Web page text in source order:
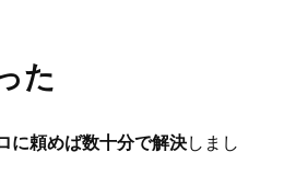
た
に頼めば数十分で解決しまし